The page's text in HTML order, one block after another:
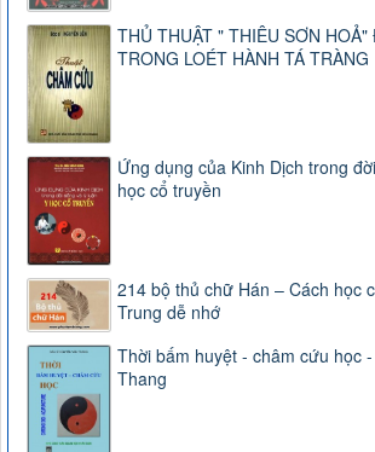
THỦ THUẬT " THIÊU SƠN
TRONG LOÉT HÀNH TÁ TRÀNG
Ứng dụng của Kinh Dịch trong
học cổ truyền
214 bộ thủ chữ Hán – Cách học
Trung dễ nhớ
Thời bấm huyệt - châm cứu học
Thang